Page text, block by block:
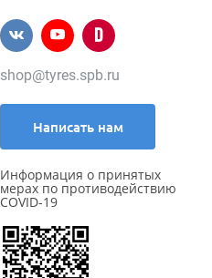
shop@tyres.spb.ru
Написать нам
Информация о принятых
мерах по противодействию
COVID-19